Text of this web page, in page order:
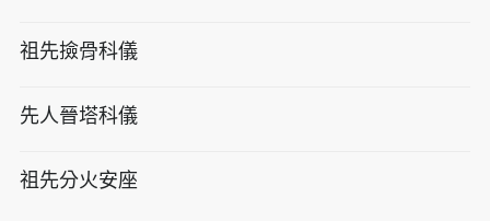
祖先撿骨科儀
先人晉塔科儀
祖先分火安座